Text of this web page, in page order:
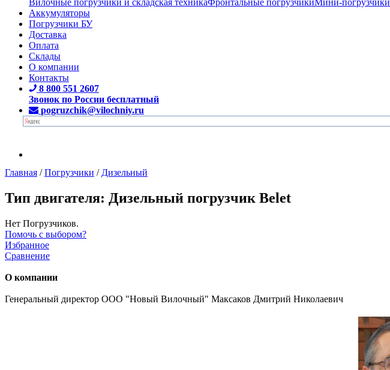
Аккумуляторы
Погрузчики БУ
Доставка
Оплата
Склады
О компании
Контакты
8 800 551 2607
Звонок по России бесплатный
pogruzchik@vilochniy.ru
Главная /Погрузчики / Дизельный
Тип двигателя: Дизельный погрузчик Belet
Нет Погрузчиков.
Помочь с выбором?
Избранное
Сравнение
О компании
Генеральный директор ООО "Новый Вилочный" Максаков Дмитрий Николаевич